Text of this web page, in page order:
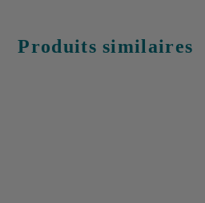
Produits similaires